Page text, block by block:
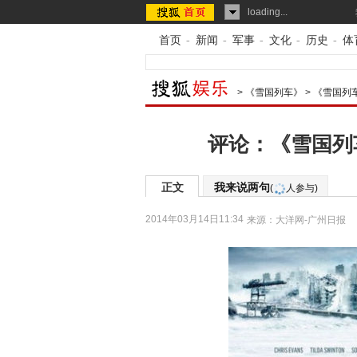
loading...
首页 - 新闻 - 军事 - 文化 - 历史 - 体
> 《雪国列车》 > 《雪国列
评论：《雪国
正文 我来说两句( 人参与)
2014年03月14日11:34 来源： 大洋网-广州日报